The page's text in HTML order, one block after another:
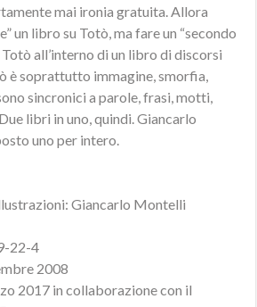
mai ironia gratuita. Allora
un libro su Totò, ma fare un “secondo
all’interno di un libro di discorsi
è soprattutto immagine, smorfia,
sincronici a parole, frasi, motti,
libri in uno, quindi. Giancarlo
uno per intero.
Giancarlo Montelli
22-4
2008
2017 in collaborazione con il